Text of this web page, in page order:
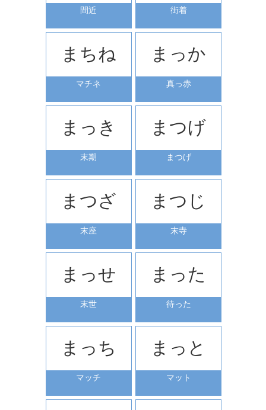
間近 街着
まちね
マチネ
まっか
真っ赤
まっき
末期
まつげ
まつげ
まつざ
末座
まつじ
末寺
まっせ
末世
まった
待った
まっち
マッチ
まっと
マット